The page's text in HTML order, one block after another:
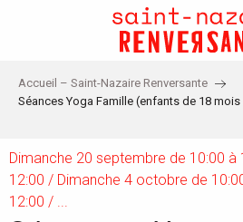
principal
Accueil – Saint-Nazaire Renversante
Séances Yoga Famille (enfants de 18 mois
Dimanche 20 septembre de 10:00 à
12:00 / Dimanche 4 octobre de
12:00 / ...